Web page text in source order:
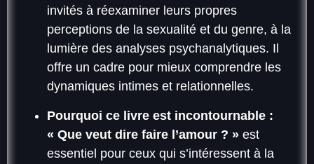
invités à réexaminer leurs propres
perceptions de la sexualité et du genre, à la
lumière des analyses psychanalytiques. Il
offre un cadre pour mieux comprendre les
dynamiques intimes et relationnelles.
Pourquoi ce livre est incontournable :
« Que veut dire faire l’amour ? » est
essentiel pour ceux qui s’intéressent à la